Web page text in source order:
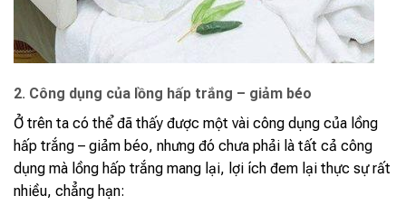
2. Công dụng của lồng hấp trắng – giảm béo
Ở trên ta có thể đã thấy được một vài công dụng của lồng
hấp trắng – giảm béo, nhưng đó chưa phải là tất cả công
dụng mà lồng hấp trắng mang lại, lợi ích đem lại thực sự rất
nhiều, chẳng hạn: